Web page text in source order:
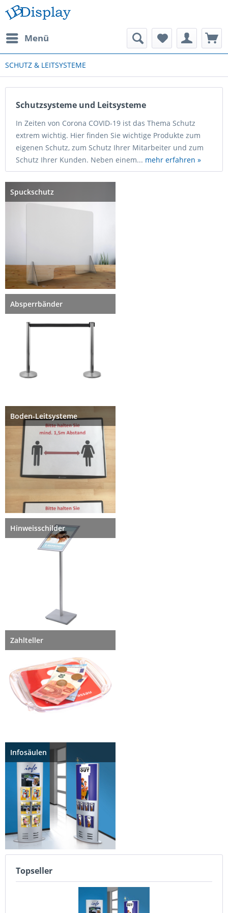
Menü
SCHUTZ & LEITSYSTEME
Schutzsysteme und Leitsysteme
In Zeiten von Corona COVID-19 ist das Thema Schutz
extrem wichtig. Hier finden Sie wichtige Produkte zum
eigenen Schutz, zum Schutz Ihrer Mitarbeiter und zum
Schutz Ihrer Kunden. Neben einem... mehr erfahren »
Spuckschutz
Absperrbänder
Boden-Leitsysteme
Hinweisschilder
Zahlteller
Infosäulen
Topseller